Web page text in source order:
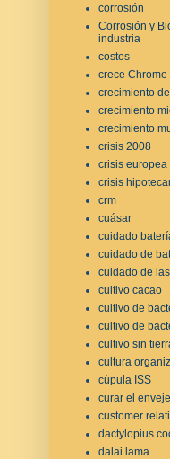
corrosión
Corrosión y
industria
costos
crece Chrome
crecimiento
crecimiento
crecimiento
crisis 2008
crisis europea
crisis
crm
cuásar
cuidado
cuidado de
cuidado de
cultivo cacao
cultivo de
cultivo de
cultivo sin
cultura
cúpula ISS
curar el
customer
dactylopius
dalai lama